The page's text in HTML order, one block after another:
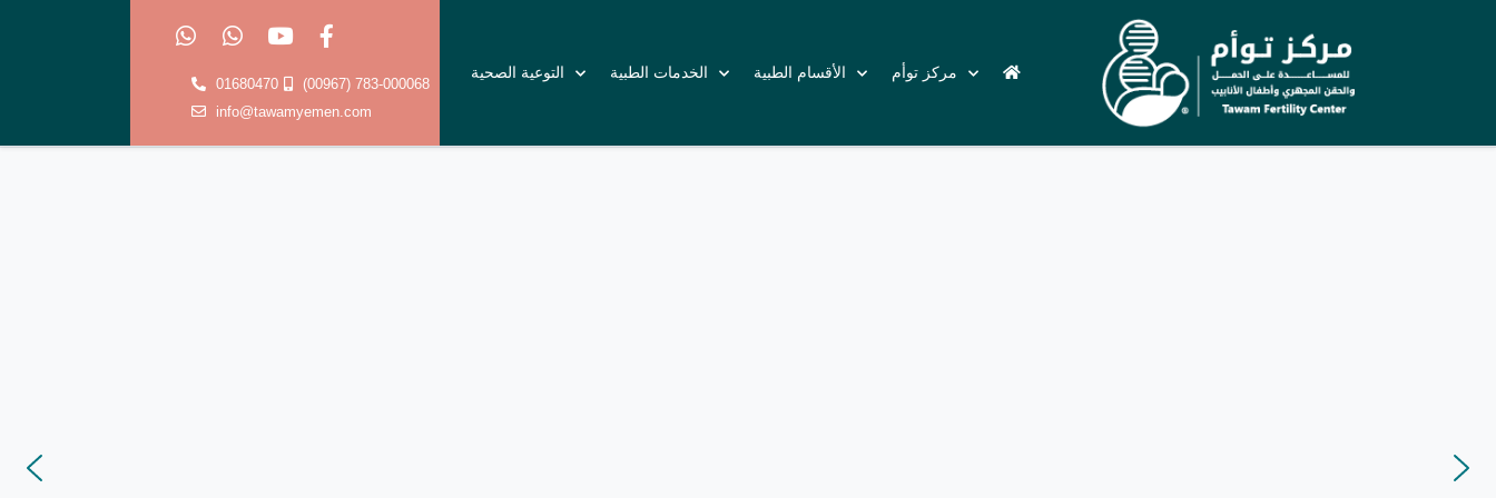
مركز توأم الأقسام الطبية الخدمات الطبية التوعية الصحية
01680470
(00967) 783-000068
info@tawamyemen.com